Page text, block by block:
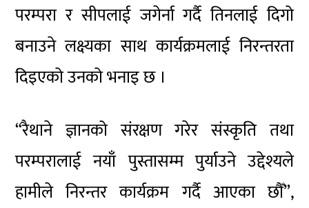
परम्परा र सीपलाई जगेर्ना गर्दै तिनलाई दिगो
बनाउने लक्ष्यका साथ कार्यक्रमलाई निरन्तरता
दिइएको उनको भनाइ छ ।
“रैथाने ज्ञानको संरक्षण गरेर संस्कृति तथा
परम्परालाई नयाँ पुस्तासम्म पुर्याउने उद्देश्यले
हामीले निरन्तर कार्यक्रम गर्दै आएका छौँ”,